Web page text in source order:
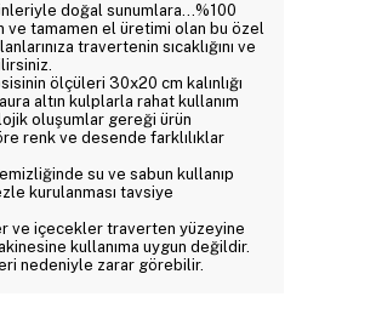
doğal sunumlara...%100
tamamen el üretimi olan bu özel
travertenin sıcaklığını ve
ölçüleri 30x20 cm kalınlığı
altın kulplarla rahat kullanım
oluşumlar gereği ürün
renk ve desende farklılıklar
su ve sabun kullanıp
kurulanması tavsiye
ve içecekler traverten yüzeyine
kullanıma uygun değildir.
nedeniyle zarar görebilir.